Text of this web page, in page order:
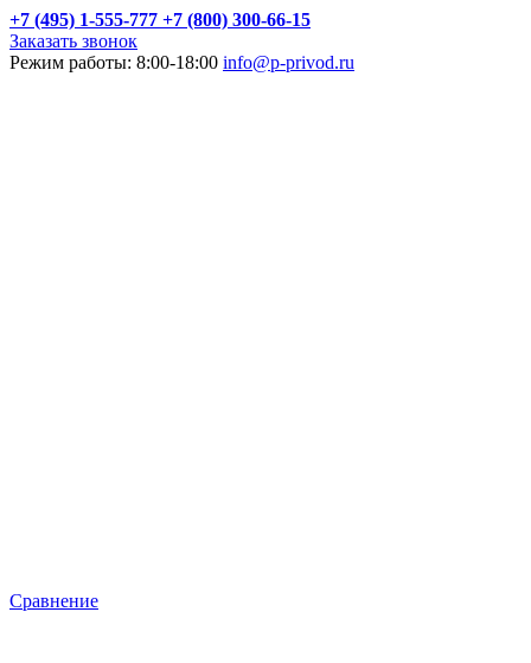
+7 (495) 1-555-777 +7 (800) 300-66-15
Заказать звонок
Режим работы: 8:00-18:00 info@p-privod.ru
Сравнение